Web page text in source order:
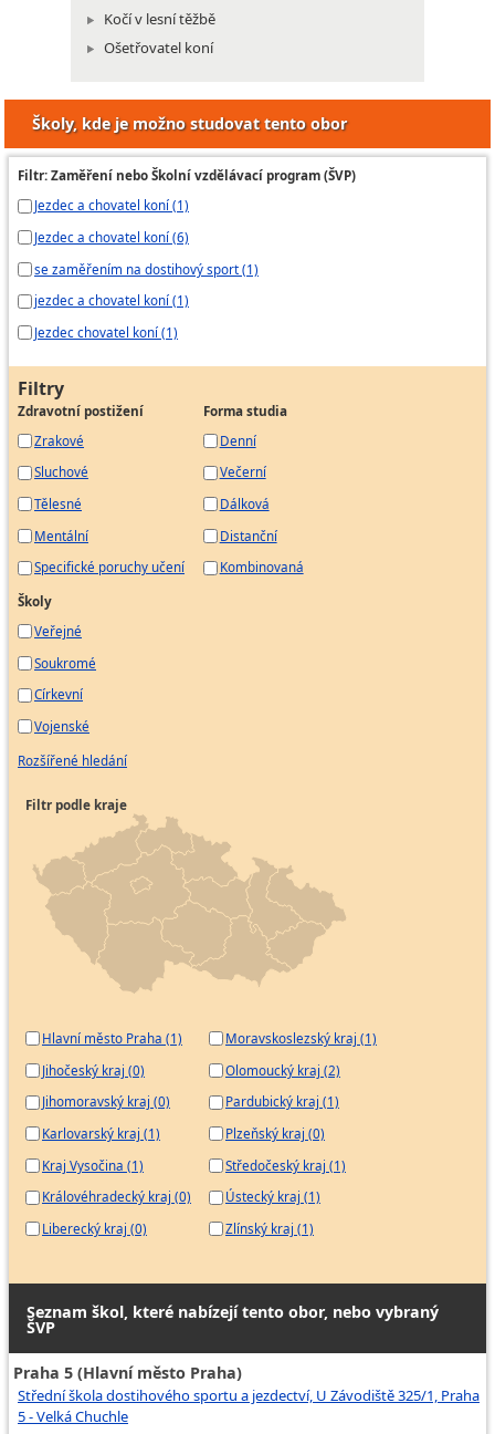
Kočí v lesní těžbě
Ošetřovatel koní
Školy, kde je možno studovat tento obor
Filtr: Zaměření nebo Školní vzdělávací program (ŠVP)
Jezdec a chovatel koní (1)
Jezdec a chovatel koní (6)
se zaměřením na dostihový sport (1)
jezdec a chovatel koní (1)
Jezdec chovatel koní (1)
Filtry
Zdravotní postižení
Zrakové
Sluchové
Tělesné
Mentální
Specifické poruchy učení
Forma studia
Denní
Večerní
Dálková
Distanční
Kombinovaná
Školy
Veřejné
Soukromé
Církevní
Vojenské
Rozšířené hledání
Filtr podle kraje
Hlavní město Praha (1)
Jihočeský kraj (0)
Jihomoravský kraj (0)
Karlovarský kraj (1)
Kraj Vysočina (1)
Královéhradecký kraj (0)
Liberecký kraj (0)
Moravskoslezský kraj (1)
Olomoucký kraj (2)
Pardubický kraj (1)
Plzeňský kraj (0)
Středočeský kraj (1)
Ústecký kraj (1)
Zlínský kraj (1)
Seznam škol, které nabízejí tento obor, nebo vybraný
ŠVP
Praha 5 (Hlavní město Praha)
Střední škola dostihového sportu a jezdectví, U Závodiště 325/1, Praha
5 - Velká Chuchle